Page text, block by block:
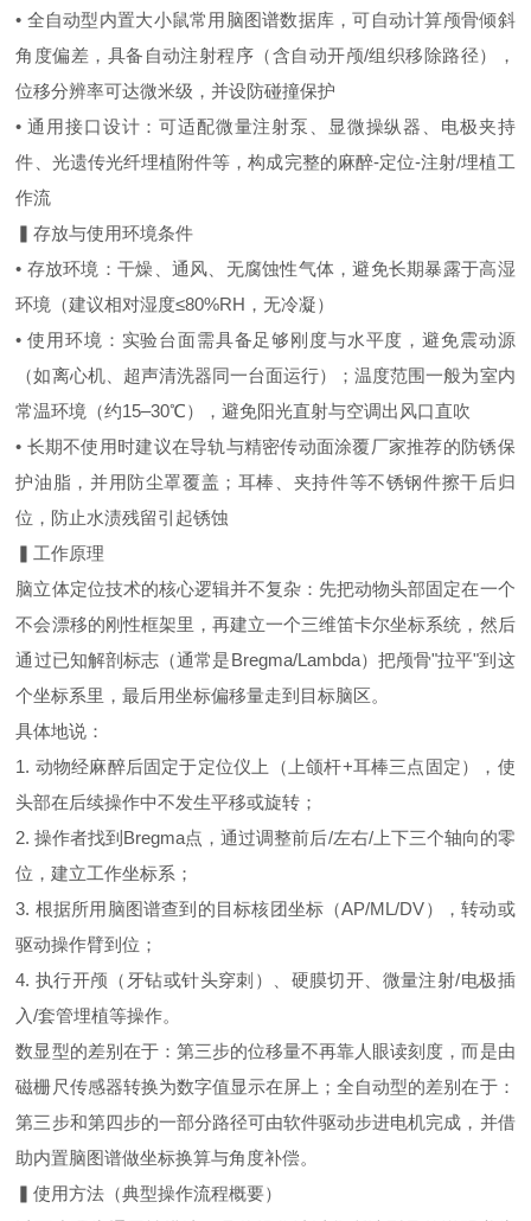
• 全自动型内置大小鼠常用脑图谱数据库，可自动计算颅骨倾斜
角度偏差，具备自动注射程序（含自动开颅/组织移除路径），
位移分辨率可达微米级，并设防碰撞保护
• 通用接口设计：可适配微量注射泵、显微操纵器、电极夹持
件、光遗传光纤埋植附件等，构成完整的麻醉-定位-注射/埋植工
作流
▍存放与使用环境条件
• 存放环境：干燥、通风、无腐蚀性气体，避免长期暴露于高湿
环境（建议相对湿度≤80%RH，无冷凝）
• 使用环境：实验台面需具备足够刚度与水平度，避免震动源
（如离心机、超声清洗器同一台面运行）；温度范围一般为室内
常温环境（约15–30℃），避免阳光直射与空调出风口直吹
• 长期不使用时建议在导轨与精密传动面涂覆厂家推荐的防锈保
护油脂，并用防尘罩覆盖；耳棒、夹持件等不锈钢件擦干后归
位，防止水渍残留引起锈蚀
▍工作原理
脑立体定位技术的核心逻辑并不复杂：先把动物头部固定在一个
不会漂移的刚性框架里，再建立一个三维笛卡尔坐标系统，然后
通过已知解剖标志（通常是Bregma/Lambda）把颅骨"拉平"到这
个坐标系里，最后用坐标偏移量走到目标脑区。
具体地说：
1. 动物经麻醉后固定于定位仪上（上颌杆+耳棒三点固定），使
头部在后续操作中不发生平移或旋转；
2. 操作者找到Bregma点，通过调整前后/左右/上下三个轴向的零
位，建立工作坐标系；
3. 根据所用脑图谱查到的目标核团坐标（AP/ML/DV），转动或
驱动操作臂到位；
4. 执行开颅（牙钻或针头穿刺）、硬膜切开、微量注射/电极插
入/套管埋植等操作。
数显型的差别在于：第三步的位移量不再靠人眼读刻度，而是由
磁栅尺传感器转换为数字值显示在屏上；全自动型的差别在于：
第三步和第四步的一部分路径可由软件驱动步进电机完成，并借
助内置脑图谱做坐标换算与角度补偿。
▍使用方法（典型操作流程概要）